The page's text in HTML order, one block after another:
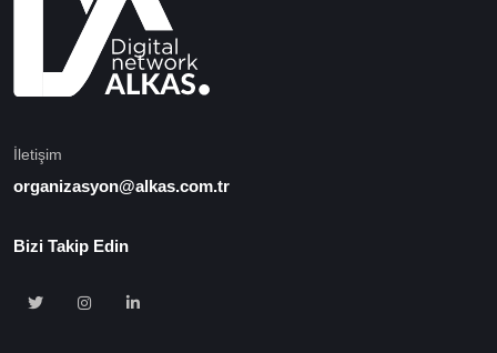
İletişim
organizasyon@alkas.com.tr
Bizi Takip Edin